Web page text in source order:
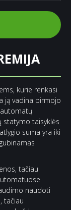
kurie renkasi
ją vadina pirmojo
statymo taisyklės
suma yra iki
tačiau
naudoti
tačiau